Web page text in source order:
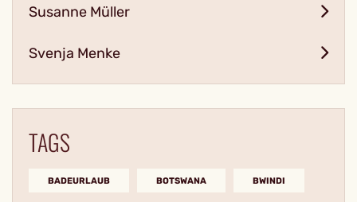
Susanne Müller
Svenja Menke
TAGS
BADEURLAUB BOTSWANA BWINDI